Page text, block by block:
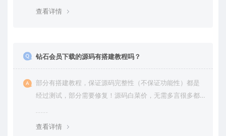
查看详情
钻石会员下载的源码有搭建教程吗？
部分有搭建教程，保证源码完整性（不保证功能性）都是
经过测试，部分需要修复！源码白菜价，无需多言很多都
查看详情